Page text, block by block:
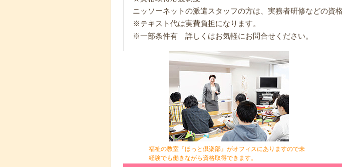
ニッソーネットの派遣スタッフの方は、実務者研修などの資
※テキスト代は実費負担になります。
※一部条件有 詳しくはお気軽にお問合せください。
福祉の教室『ほっと倶楽部』がオフィスにありますので未
経験でも働きながら資格取得できます。